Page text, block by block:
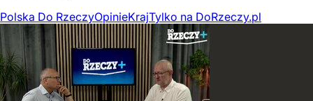
Polska Do RzeczyOpinieKrajTylko na DoRzeczy.pl